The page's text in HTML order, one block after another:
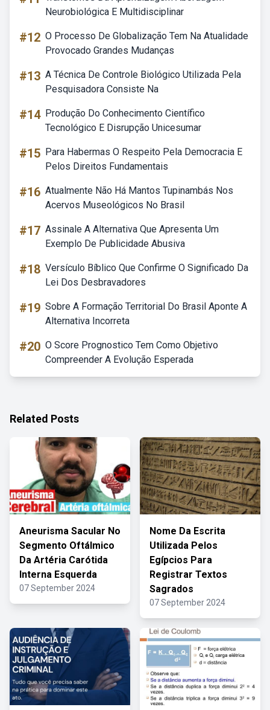
Neurobiológica E Multidisciplinar
#12 O Processo De Globalização Tem Na Atualidade
Provocado Grandes Mudanças
#13 A Técnica De Controle Biológico Utilizada Pela
Pesquisadora Consiste Na
#14 Produção Do Conhecimento Científico
Tecnológico E Disrupção Unicesumar
#15 Para Habermas O Respeito Pela Democracia E
Pelos Direitos Fundamentais
#16 Atualmente Não Há Mantos Tupinambás Nos
Acervos Museológicos No Brasil
#17 Assinale A Alternativa Que Apresenta Um
Exemplo De Publicidade Abusiva
#18 Versículo Bíblico Que Confirme O Significado Da
Lei Dos Desbravadores
#19 Sobre A Formação Territorial Do Brasil Aponte A
Alternativa Incorreta
#20 O Score Prognostico Tem Como Objetivo
Compreender A Evolução Esperada
Related Posts
Aneurisma Sacular No
Segmento Oftálmico
Da Artéria Carótida
Interna Esquerda
07 September 2024
Nome Da Escrita
Utilizada Pelos
Egípcios Para
Registrar Textos
Sagrados
07 September 2024